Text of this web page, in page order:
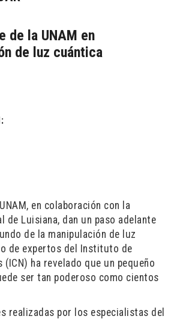
de la UNAM en
de luz cuántica
en colaboración con la
de Luisiana, dan un paso adelante
de la manipulación de luz
de expertos del Instituto de
(ICN) ha revelado que un pequeño
ser tan poderoso como cientos
realizadas por los especialistas del